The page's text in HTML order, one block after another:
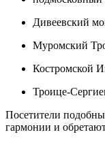
Дивеевский
Муромский
Костромской
Троице-
Посетители
гармонии и